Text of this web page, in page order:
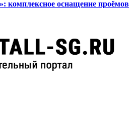
комплексное оснащение проёмов